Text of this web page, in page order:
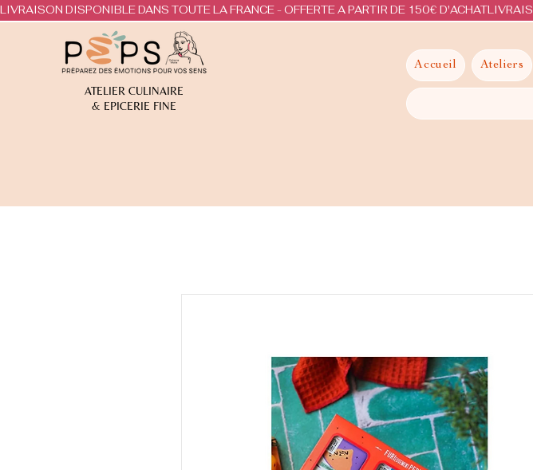
LIVRAISON DISPONIBLE DANS TOUTE LA FRANCE - OFFERTE A PARTIR DE 150€ D'ACHAT
ATELIER CULINAIRE
& EPICERIE FINE
Accueil Ateliers